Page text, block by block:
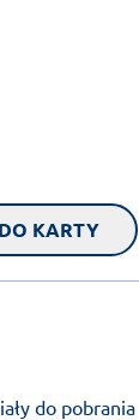
KARTY
do pobrania